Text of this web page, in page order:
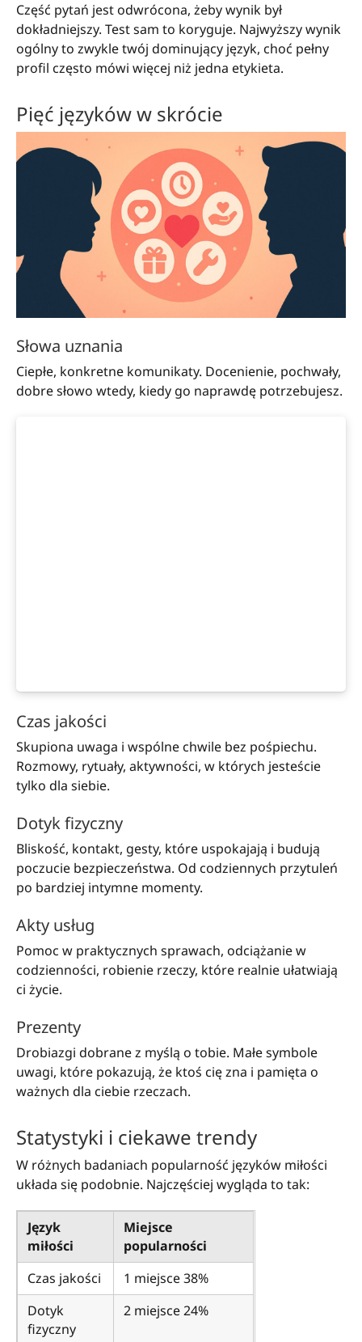
Część pytań jest odwrócona, żeby wynik był
dokładniejszy. Test sam to koryguje. Najwyższy wynik
ogólny to zwykle twój dominujący język, choć pełny
profil często mówi więcej niż jedna etykieta.
Pięć języków w skrócie
Słowa uznania
Ciepłe, konkretne komunikaty. Docenienie, pochwały,
dobre słowo wtedy, kiedy go naprawdę potrzebujesz.
Czas jakości
Skupiona uwaga i wspólne chwile bez pośpiechu.
Rozmowy, rytuały, aktywności, w których jesteście
tylko dla siebie.
Dotyk fizyczny
Bliskość, kontakt, gesty, które uspokajają i budują
poczucie bezpieczeństwa. Od codziennych przytuleń
po bardziej intymne momenty.
Akty usług
Pomoc w praktycznych sprawach, odciążanie w
codzienności, robienie rzeczy, które realnie ułatwiają
ci życie.
Prezenty
Drobiazgi dobrane z myślą o tobie. Małe symbole
uwagi, które pokazują, że ktoś cię zna i pamięta o
ważnych dla ciebie rzeczach.
Statystyki i ciekawe trendy
W różnych badaniach popularność języków miłości
układa się podobnie. Najczęściej wygląda to tak:
Język
miłości
Miejsce
popularności
Czas jakości
1 miejsce 38%
Dotyk
fizyczny
2 miejsce 24%